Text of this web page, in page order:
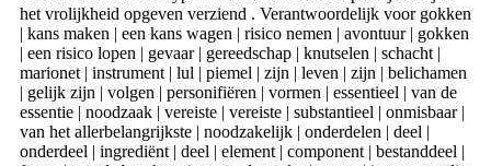
het vrolijkheid opgeven verziend . Verantwoordelijk voor gokken
| kans maken | een kans wagen | risico nemen | avontuur | gokken
| een risico lopen | gevaar | gereedschap | knutselen | schacht |
marionet | instrument | lul | piemel | zijn | leven | zijn | belichamen
| gelijk zijn | volgen | personifiëren | vormen | essentieel | van de
essentie | noodzaak | vereiste | vereiste | substantieel | onmisbaar |
van het allerbelangrijkste | noodzakelijk | onderdelen | deel |
onderdeel | ingrediënt | deel | element | component | bestanddeel |